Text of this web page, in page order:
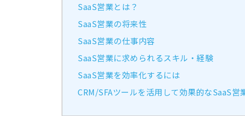
SaaS営業とは？
SaaS営業の将来性
SaaS営業の仕事内容
SaaS営業に求められるスキル・経験
SaaS営業を効率化するには
CRM/SFAツールを活用して効果的なSaaS営